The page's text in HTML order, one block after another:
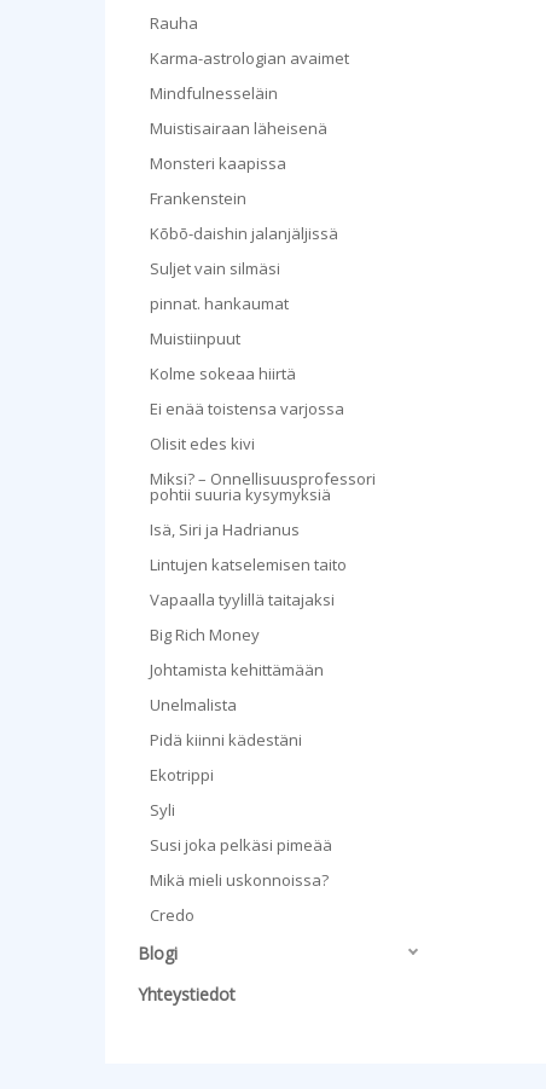
Rauha
Karma-astrologian avaimet
Mindfulnesseläin
Muistisairaan läheisenä
Monsteri kaapissa
Frankenstein
Kōbō-daishin jalanjäljissä
Suljet vain silmäsi
pinnat. hankaumat
Muistiinpuut
Kolme sokeaa hiirtä
Ei enää toistensa varjossa
Olisit edes kivi
Miksi? – Onnellisuusprofessori
pohtii suuria kysymyksiä
Isä, Siri ja Hadrianus
Lintujen katselemisen taito
Vapaalla tyylillä taitajaksi
Big Rich Money
Johtamista kehittämään
Unelmalista
Pidä kiinni kädestäni
Ekotrippi
Syli
Susi joka pelkäsi pimeää
Mikä mieli uskonnoissa?
Credo
Blogi
Yhteystiedot